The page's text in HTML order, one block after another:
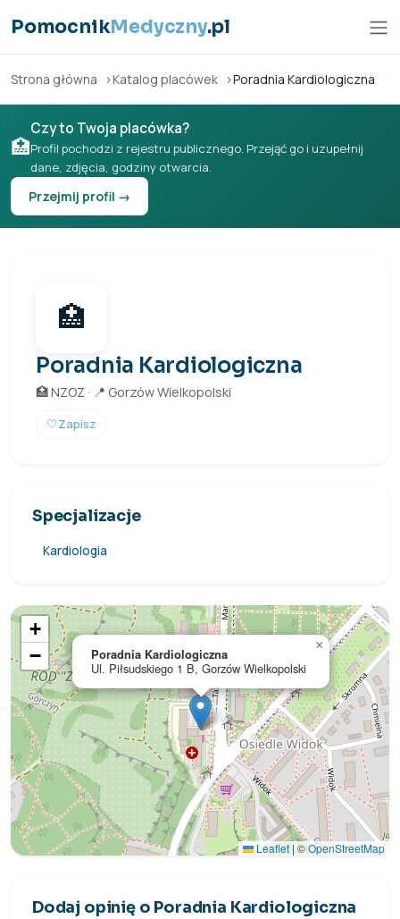
PomocnikMedyczny.pl
Strona główna Katalog placówek Poradnia Kardiologiczna
🏥
Czy to Twoja placówka?
Profil pochodzi z rejestru publicznego. Przejąć go i uzupełnij
dane, zdjęcia, godziny otwarcia.
Przejmij profil →
🏥
Poradnia Kardiologiczna
🏥 NZOZ · 📍 Gorzów Wielkopolski
🤍Zapisz
Specjalizacje
Kardiologia
Poradnia Kardiologiczna
Ul. Piłsudskiego 1 B, Gorzów Wielkopolski
×
+
−
Leaflet | ©OpenStreetMap
Dodaj opinię o Poradnia Kardiologiczna